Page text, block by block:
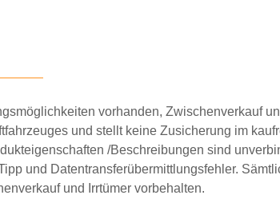
vorhanden, Zwischenverkauf
und stellt keine Zusicherung im
/Beschreibungen sind
und Datentransferübermittlungsfehler.
und Irrtümer vorbehalten.